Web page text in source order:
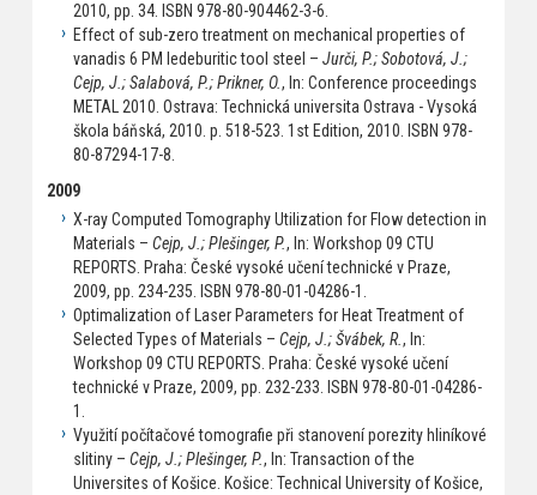
2010, pp. 34. ISBN 978-80-904462-3-6.
Effect of sub-zero treatment on mechanical properties of
vanadis 6 PM ledeburitic tool steel – Jurči, P.; Sobotová, J.;
Cejp, J.; Salabová, P.; Prikner, O., In: Conference proceedings
METAL 2010. Ostrava: Technická universita Ostrava - Vysoká
škola báňská, 2010. p. 518-523. 1st Edition, 2010. ISBN 978-
80-87294-17-8.
2009
X-ray Computed Tomography Utilization for Flow detection in
Materials – Cejp, J.; Plešinger, P., In: Workshop 09 CTU
REPORTS. Praha: České vysoké učení technické v Praze,
2009, pp. 234-235. ISBN 978-80-01-04286-1.
Optimalization of Laser Parameters for Heat Treatment of
Selected Types of Materials – Cejp, J.; Švábek, R., In:
Workshop 09 CTU REPORTS. Praha: České vysoké učení
technické v Praze, 2009, pp. 232-233. ISBN 978-80-01-04286-
1.
Využití počítačové tomografie při stanovení porezity hliníkové
slitiny – Cejp, J.; Plešinger, P., In: Transaction of the
Universites of Košice. Košice: Technical University of Košice,